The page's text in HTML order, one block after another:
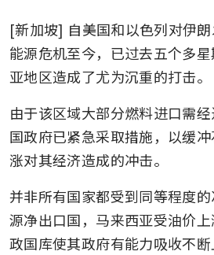
[新加坡] 自美国和以色列对伊
能源危机至今，已过去五个多
亚地区造成了尤为沉重的打击。
由于该区域大部分燃料进口需
国政府已紧急采取措施，以缓
涨对其经济造成的冲击。
并非所有国家都受到同等程度
源净出口国，马来西亚受油价
政国库使其政府有能力吸收不